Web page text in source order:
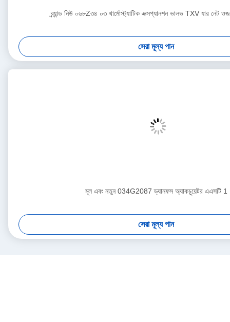
ব্র্যান্ড নিউ ০৬৮Z৩৪ ০৩ থার্মোস্ট্যাটিক এক্সপ্যানশন ভালভ TXV যার নেট
সেরা মূল্য পান
মূল এবং নতুন 034G2087 ড্যানফস অ্যাকচুয়েটর এএসটি 1
সেরা মূল্য পান